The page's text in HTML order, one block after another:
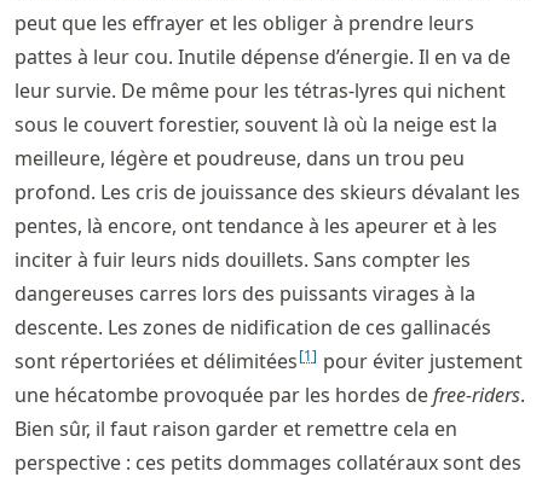
peut que les effrayer et les obliger à prendre leurs
pattes à leur cou. Inutile dépense d’énergie. Il en va de
leur survie. De même pour les tétras-lyres qui nichent
sous le couvert forestier, souvent là où la neige est la
meilleure, légère et poudreuse, dans un trou peu
profond. Les cris de jouissance des skieurs dévalant les
pentes, là encore, ont tendance à les apeurer et à les
inciter à fuir leurs nids douillets. Sans compter les
dangereuses carres lors des puissants virages à la
descente. Les zones de nidification de ces gallinacés
sont répertoriées et délimitées[1] pour éviter justement
une hécatombe provoquée par les hordes defree-riders.
Bien sûr, il faut raison garder et remettre cela en
perspective : ces petits dommages collatéraux sont des